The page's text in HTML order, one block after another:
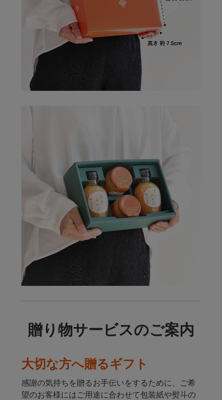
贈り物サービスのご案内
大切な方へ贈るギフト
感謝の気持ちを贈るお手伝いをするために、ご希
望のお客様にはご用途に合わせて包装紙や熨斗の